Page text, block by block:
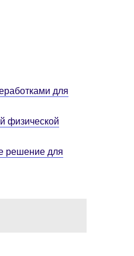
для
физической
решение для